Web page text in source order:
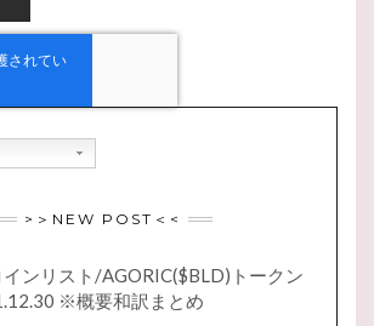
>＞NEW POST＜<
ンリスト/AGORIC($BLD)トークン
※概要和訳まとめ